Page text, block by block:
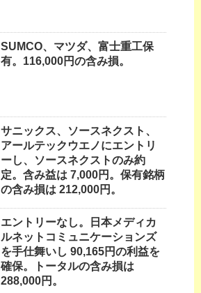
SUMCO、マツダ、富士重工保
有。116,000円の含み損。
サニックス、ソースネクスト、
アールテックウエノにエントリ
ーし、ソースネクストのみ約
定。含み益は 7,000円。保有銘柄
の含み損は 212,000円。
エントリーなし。日本メディカ
ルネットコミュニケーションズ
を手仕舞いし 90,165円の利益を
確保。トータルの含み損は
288,000円。